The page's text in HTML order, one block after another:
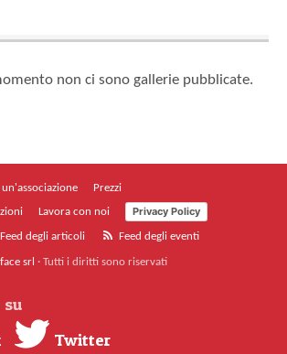
non ci sono gallerie pubblicate.
Prezzi
Lavora con noi
Privacy Policy
Feed degli articoli Feed degli eventi
srl · Tutti i diritti sono riservati
su
Twitter